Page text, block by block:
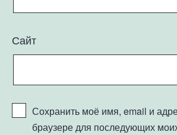
Сайт
Сохранить моё имя, email и
браузере для последующих